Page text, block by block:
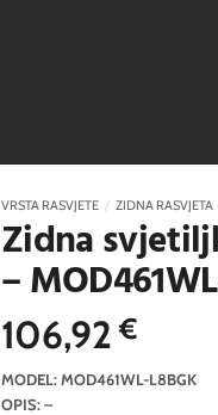
VRSTA RASVJETE / ZIDNA RASVJETA
Zidna
–
106,92€
MODEL: MOD461WL-L8BGK
OPIS: –